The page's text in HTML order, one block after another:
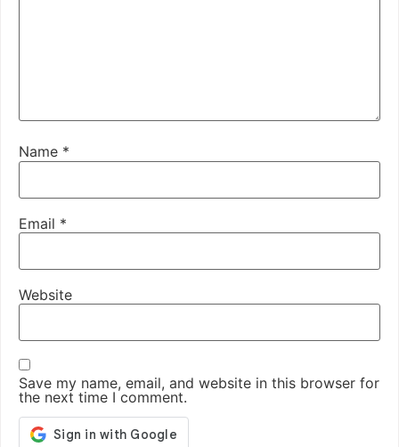
Name *
Email *
Website
Save my name, email, and website in this browser for
the next time I comment.